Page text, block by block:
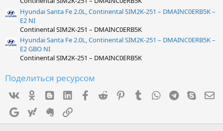
Hyundai Santa Fe 2.0L, Continental SIM2K-251 – DMAINC0ERB5K –
E2 NI
Continental SIM2K-251 – DMAINC0ERB5K
Hyundai Santa Fe 2.0L, Continental SIM2K-251 – DMAINC0ERB5K –
E2 GBO NI
Continental SIM2K-251 – DMAINC0ERB5K
Поделиться ресурсом
Ok mes_blogger
Linked InFacebook
Reddit PinterestTumblr WhatsAppTelegram
Skype
Google Yahoo Evernote